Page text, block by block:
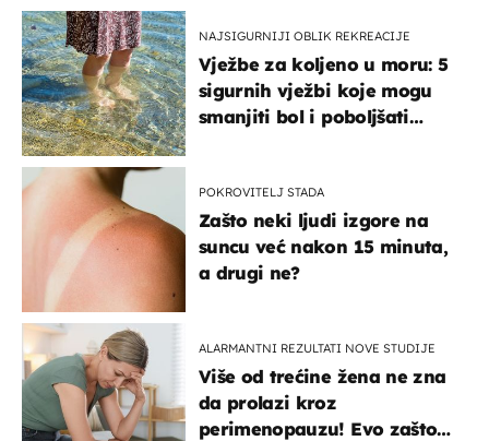
NAJSIGURNIJI OBLIK REKREACIJE
Vježbe za koljeno u moru: 5
sigurnih vježbi koje mogu
smanjiti bol i poboljšati
POKROVITELJ STADA
Zašto neki ljudi izgore na
suncu već nakon 15 minuta,
a drugi ne?
ALARMANTNI REZULTATI NOVE STUDIJE
Više od trećine žena ne zna
da prolazi kroz
perimenopauzu! Evo zašto